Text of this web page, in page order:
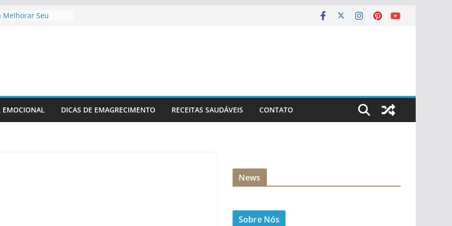
Melhorar Seu
Pós-
Ideal Antes
Para
EMOCIONAL DICAS DE EMAGRECIMENTO RECEITAS SAUDÁVEIS CONTATO
News
Sobre Nós